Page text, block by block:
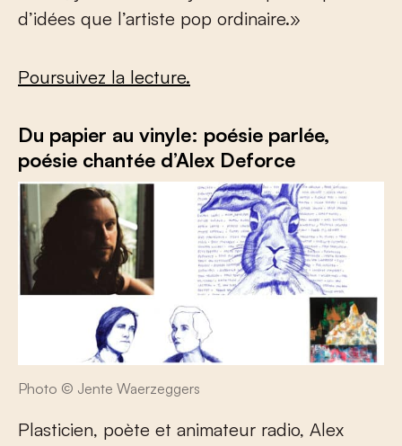
d’idées que l’artiste pop ordinaire.»
Poursuivez la lecture.
Du papier au vinyle: poésie parlée,
poésie chantée d’Alex Deforce
Photo © Jente Waerzeggers
Plasticien, poète et animateur radio, Alex